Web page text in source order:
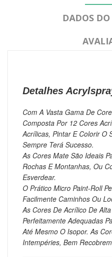
DADOS
Detalhes
Com A Vasta Gama De
Composta Por 12 Cores
Acrílicas, Pintar E Colorir O
Sempre Terá Sucesso.
As Cores Mate São Ideais
Rochas E Montanhas, Ou
Esverdear.
O Prático Micro Paint-Roll
Facilmente Caminhos Ou
As Cores De Acrílico De
Perfeitamente Adequadas
Até Mesmo O Isopor. As
Intempéries, Bem